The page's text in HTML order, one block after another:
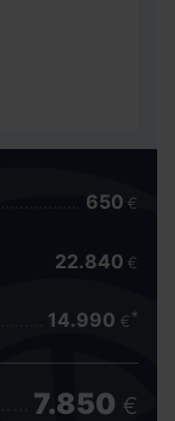
650 €
22.840 €
14.990 €
7.850 €